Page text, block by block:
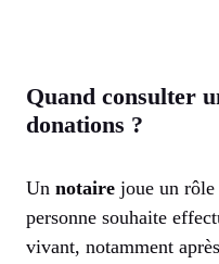
Quand consulter
donations ?
Un notaire joue un rôle
personne souhaite
vivant, notamment